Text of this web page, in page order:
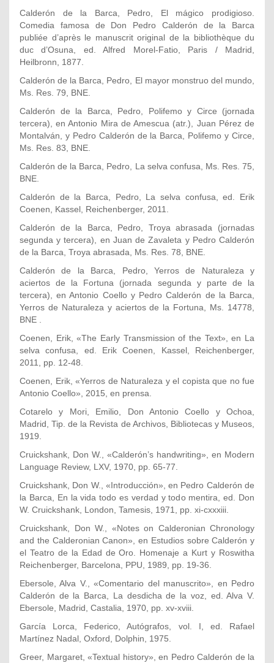
Calderón de la Barca, Pedro, El mágico prodigioso.
Comedia famosa de Don Pedro Calderón de la Barca
publiée d’après le manuscrit original de la bibliothèque du
duc d’Osuna, ed. Alfred Morel-Fatio, Paris / Madrid,
Heilbronn, 1877.
Calderón de la Barca, Pedro, El mayor monstruo del mundo,
Ms. Res. 79, BNE.
Calderón de la Barca, Pedro, Polifemo y Circe (jornada
tercera), en Antonio Mira de Amescua (atr.), Juan Pérez de
Montalván, y Pedro Calderón de la Barca, Polifemo y Circe,
Ms. Res. 83, BNE.
Calderón de la Barca, Pedro, La selva confusa, Ms. Res. 75,
BNE.
Calderón de la Barca, Pedro, La selva confusa, ed. Erik
Coenen, Kassel, Reichenberger, 2011.
Calderón de la Barca, Pedro, Troya abrasada (jornadas
segunda y tercera), en Juan de Zavaleta y Pedro Calderón
de la Barca, Troya abrasada, Ms. Res. 78, BNE.
Calderón de la Barca, Pedro, Yerros de Naturaleza y
aciertos de la Fortuna (jornada segunda y parte de la
tercera), en Antonio Coello y Pedro Calderón de la Barca,
Yerros de Naturaleza y aciertos de la Fortuna, Ms. 14778,
BNE .
Coenen, Erik, «The Early Transmission of the Text», en La
selva confusa, ed. Erik Coenen, Kassel, Reichenberger,
2011, pp. 12-48.
Coenen, Erik, «Yerros de Naturaleza y el copista que no fue
Antonio Coello», 2015, en prensa.
Cotarelo y Mori, Emilio, Don Antonio Coello y Ochoa,
Madrid, Tip. de la Revista de Archivos, Bibliotecas y Museos,
1919.
Cruickshank, Don W., «Calderón’s handwriting», en Modern
Language Review, LXV, 1970, pp. 65-77.
Cruickshank, Don W., «Introducción», en Pedro Calderón de
la Barca, En la vida todo es verdad y todo mentira, ed. Don
W. Cruickshank, London, Tamesis, 1971, pp. xi-cxxxiii.
Cruickshank, Don W., «Notes on Calderonian Chronology
and the Calderonian Canon», en Estudios sobre Calderón y
el Teatro de la Edad de Oro. Homenaje a Kurt y Roswitha
Reichenberger, Barcelona, PPU, 1989, pp. 19-36.
Ebersole, Alva V., «Comentario del manuscrito», en Pedro
Calderón de la Barca, La desdicha de la voz, ed. Alva V.
Ebersole, Madrid, Castalia, 1970, pp. xv-xviii.
García Lorca, Federico, Autógrafos, vol. I, ed. Rafael
Martínez Nadal, Oxford, Dolphin, 1975.
Greer, Margaret, «Textual history», en Pedro Calderón de la